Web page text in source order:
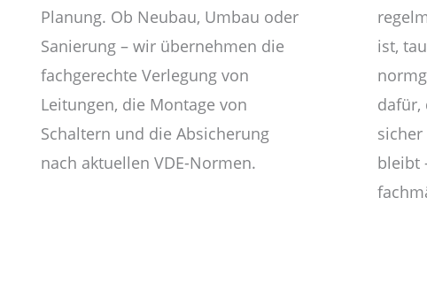
Planung. Ob Neubau, Umbau oder
Sanierung – wir übernehmen die
fachgerechte Verlegung von
Leitungen, die Montage von
Schaltern und die Absicherung
nach aktuellen VDE-Normen.
ist,
dafür,
bleibt